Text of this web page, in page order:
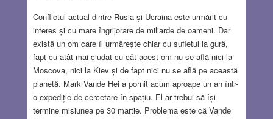
Conflictul actual dintre Rusia și Ucraina este urmărit cu
interes și cu mare îngrijorare de miliarde de oameni. Dar
există un om care îl urmărește chiar cu sufletul la gură,
fapt cu atât mai ciudat cu cât acest om nu se află nici la
Moscova, nici la Kiev și de fapt nici nu se află pe această
planetă. Mark Vande Hei a pornit acum aproape un an într-
o expediție de cercetare în spațiu. El ar trebui să își
termine misiunea pe 30 martie. Problema este că Vande